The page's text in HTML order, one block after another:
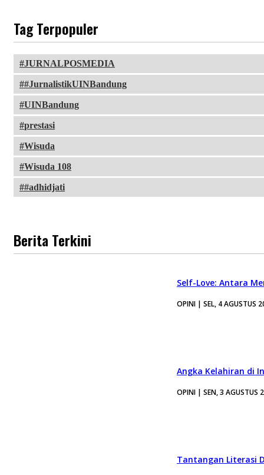
Tag Terpopuler
JURNALPOSMEDIA
#JurnalistikUINBandung
UINBandung
prestasi
Wisuda
Wisuda 108
#adhidjati
Berita Terkini
Self-Love: Antara
OPINI | SEL, 4 AGUSTUS
Angka Kelahiran di
OPINI | SEN, 3 AGUSTUS
Tantangan Literasi